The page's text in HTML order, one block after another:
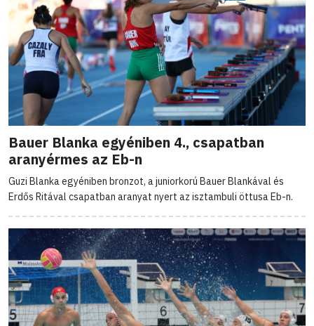
Bauer Blanka egyéniben 4., csapatban
aranyérmes az Eb-n
Guzi Blanka egyéniben bronzot, a juniorkorú Bauer Blankával és
Erdős Ritával csapatban aranyat nyert az isztambuli öttusa Eb-n.